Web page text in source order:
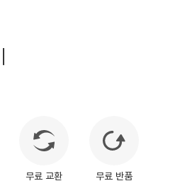
무료 교환 무료 반품